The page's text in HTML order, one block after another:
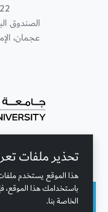
تحذير ملفات
هذا الموقع يستخدم
باستخدامك هذا
الخاصة بنا.
الصندوق
عجمان،